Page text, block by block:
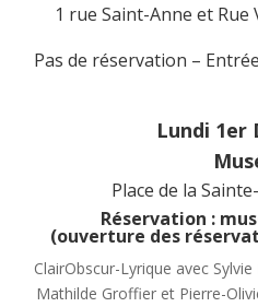
1 rue Saint-Anne et Rue
Pas de réservation –
Lundi 1er
Place de la
Réservation :
(ouverture des
ClairObscur-Lyrique avec
Mathilde Groffier et Pierre-